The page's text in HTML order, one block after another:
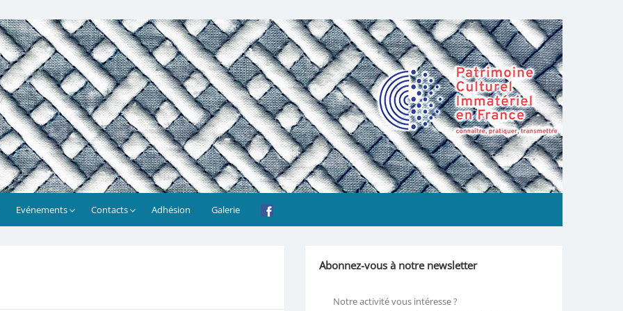
Evénements Contacts Adhésion Galerie
Abonnez-vous à notre newsletter
Notre activité vous intéresse ?